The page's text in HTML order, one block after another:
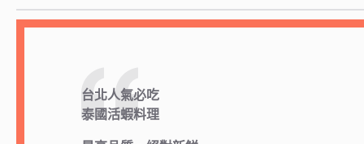
台北人氣必吃
泰國活蝦料理